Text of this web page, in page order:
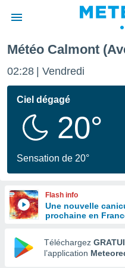
de
en
Météo Calmont
02:28 Vendredi
Ciel dégagé
20°
Sensation de 20°
Flash info
Une nouvelle
prochaine en
Téléchargez
l’application